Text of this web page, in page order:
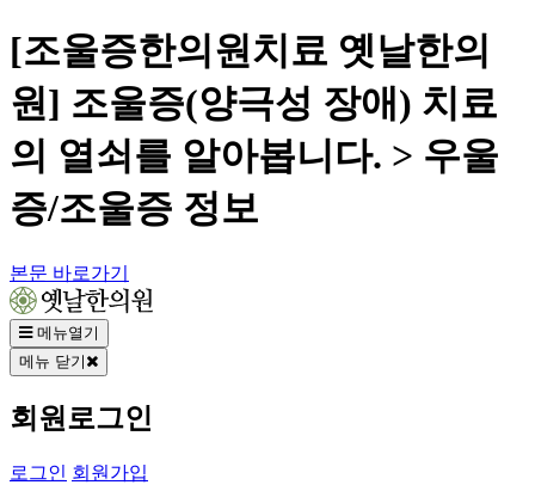
[조울증한의원치료 옛날한의
원] 조울증(양극성 장애) 치료
의 열쇠를 알아봅니다. > 우울
증/조울증 정보
본문 바로가기
메뉴열기
메뉴 닫기
회원로그인
로그인 회원가입